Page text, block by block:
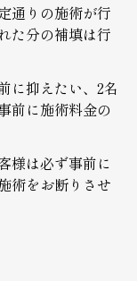
通りの施術が行
た分の補填は行
に抑えたい、2名
前に施術料金の
様は必ず事前に
術をお断りさせ